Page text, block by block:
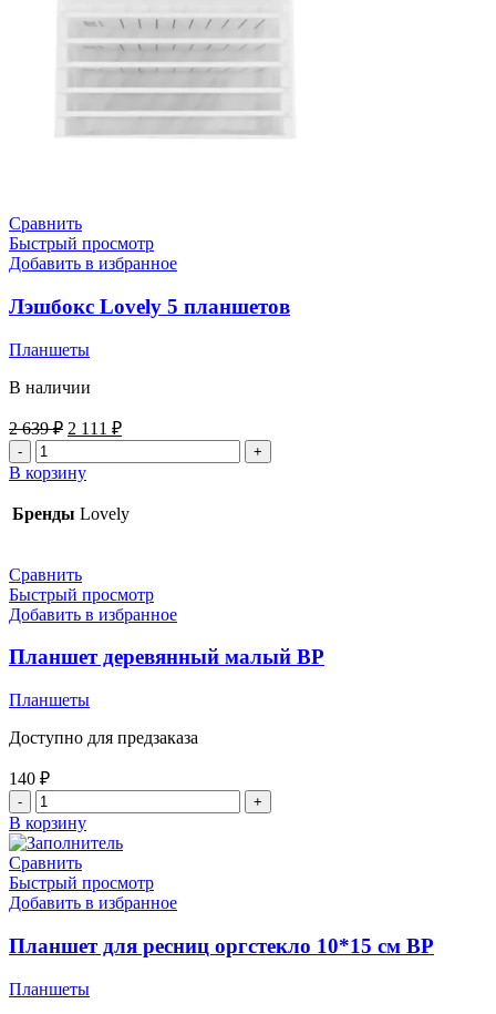
Сравнить
Быстрый просмотр
Добавить в избранное
Лэшбокс Lovely 5 планшетов
Планшеты
В наличии
2 639₽ Первоначальная
цена
составляла
2
639 ₽.
2 111 ₽
цена:
2
Количество
товара
Lovely
В корзину
Бренды Lovely
Сравнить
Быстрый просмотр
Добавить в избранное
Планшет деревянный малый ВР
Планшеты
Доступно для предзаказа
140 ₽
Количество
товара
Планшет
деревянный
малый
ВР
В корзину
Сравнить
Быстрый просмотр
Добавить в избранное
Планшет для ресниц оргстекло 10*15 см ВР
Планшеты